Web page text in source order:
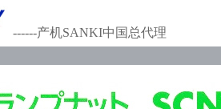
------产机SANKI中国总代理